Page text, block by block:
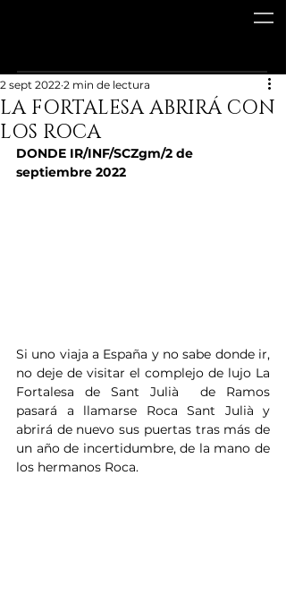
LA FORTALESA ABRIRÁ CON
LOS ROCA
2 sept 2022 2 min de lectura
DONDE IR/INF/SCZgm/2 de
septiembre 2022
Si uno viaja a España y no sabe donde ir,
no deje de visitar el complejo de lujo La
Fortalesa de Sant Julià  de Ramos
pasará a llamarse Roca Sant Julià y
abrirá de nuevo sus puertas tras más de
un año de incertidumbre, de la mano de
los hermanos Roca.